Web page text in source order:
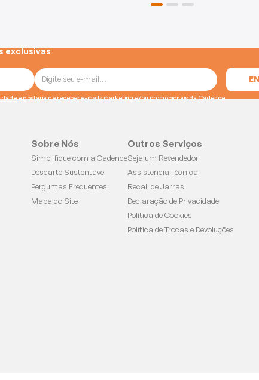
exclusivas
Privacidade e gostaria de receber e-mails marketing e/ou promocionais da Cadence
Sobre Nós
Simplifique com a Cadence
Descarte Sustentável
Perguntas Frequentes
Mapa do Site
Outros Serviços
Seja um Revendedor
Assistencia Técnica
Recall de Jarras
Declaração de Privacidade
Política de Cookies
Política de Trocas e Devoluções